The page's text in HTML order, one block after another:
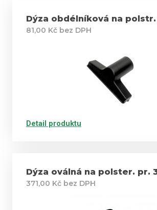
Dýza obdélníková na
81,00 Kč bez DPH
Detail produktu
Dýza oválná na polster. pr.
371,00 Kč bez DPH